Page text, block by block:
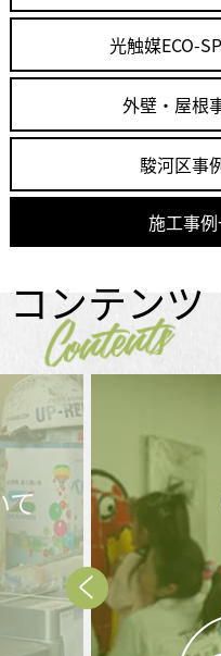
光触媒ECO-
外壁・屋根
駿河区事
施工事
コンテンツ
Contents
お
Prev